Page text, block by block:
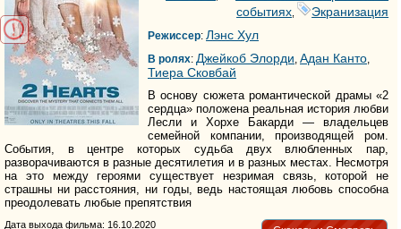
событиях
Экранизация
Режиссер: Лэнс Хул
В ролях: Джейкоб Элорди, Адан Канто,
Тиера Сковбай
В основу сюжета романтической драмы «2
сердца» положена реальная история любви
Лесли и Хорхе Бакарди — владельцев
семейной компании, производящей ром.
События, в центре которых судьба двух влюбленных пар,
разворачиваются в разные десятилетия и в разных местах. Несмотря
на это между героями существует незримая связь, которой не
страшны ни расстояния, ни годы, ведь настоящая любовь способна
преодолевать любые препятствия
Дата выхода фильма: 16.10.2020